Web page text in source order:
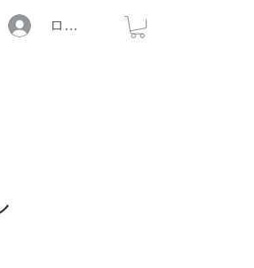
ログイン